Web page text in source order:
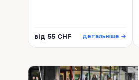
від 55 CHF детальніше →